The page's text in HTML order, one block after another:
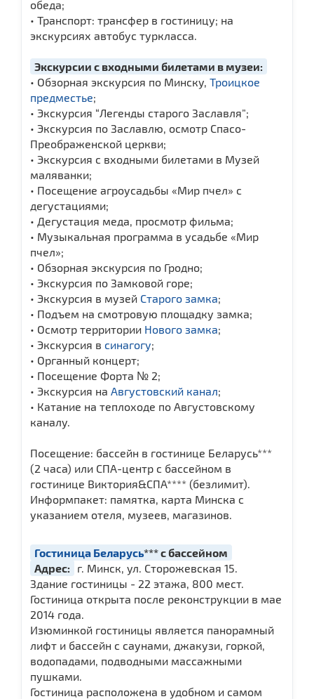
обеда;
• Транспорт: трансфер в гостиницу; на
экскурсиях автобус туркласса.
Экскурсии с входными билетами в музеи:
• Обзорная экскурсия по Минску, Троицкое
предместье;
• Экскурсия “Легенды старого Заславля”;
• Экскурсия по Заславлю, осмотр Спасо-
Преображенской церкви;
• Экскурсия с входными билетами в Музей
маляванки;
• Посещение агроусадьбы «Мир пчел» с
дегустациями;
• Дегустация меда, просмотр фильма;
• Музыкальная программа в усадьбе «Мир
пчел»;
• Обзорная экскурсия по Гродно;
• Экскурсия по Замковой горе;
• Экскурсия в музей Старого замка;
• Подъем на смотровую площадку замка;
• Осмотр территории Нового замка;
• Экскурсия в синагогу;
• Органный концерт;
• Посещение Форта № 2;
• Экскурсия на Августовский канал;
• Катание на теплоходе по Августовскому
каналу.
Посещение: бассейн в гостинице Беларусь***
(2 часа) или СПА-центр с бассейном в
гостинице Виктория&СПА**** (безлимит).
Информпакет: памятка, карта Минска с
указанием отеля, музеев, магазинов.
Гостиница Беларусь*** с бассейном
Адрес:
г. Минск, ул. Сторожевская 15.
Здание гостиницы - 22 этажа, 800 мест.
Гостиница открыта после реконструкции в мае
2014 года.
Изюминкой гостиницы является панорамный
лифт и бассейн с саунами, джакузи, горкой,
водопадами, подводными массажными
пушками.
Гостиница расположена в удобном и самом